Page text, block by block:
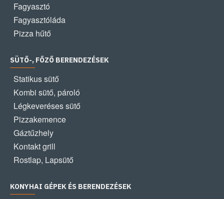
Fagyasztó
Fagyasztóláda
Pizza hűtő
SÜTŐ-, FŐZŐ BERENDEZÉSEK
Statikus sütő
Kombi sütő, pároló
Légkeveréses sütő
Pizzakemence
Gáztűzhely
Kontakt grill
Rostlap, Lapsütő
KONYHAI GÉPEK ÉS BERENDEZÉSEK